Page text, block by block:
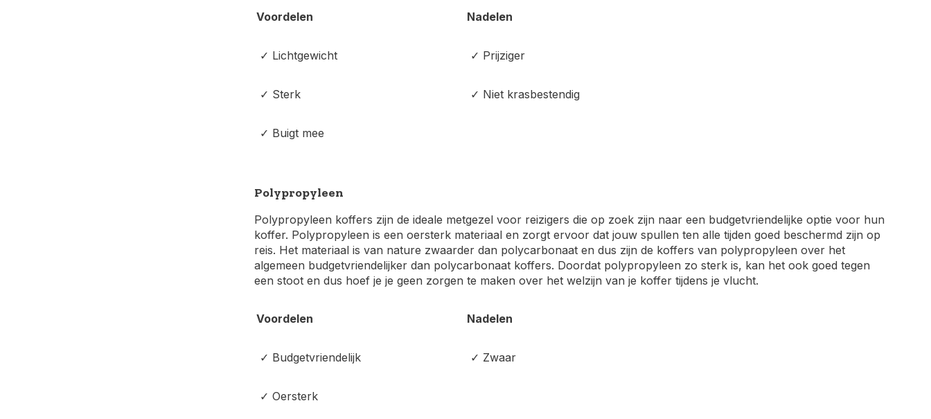
Voordelen Nadelen
✓ Lichtgewicht ✓ Prijziger
✓ Sterk ✓ Niet krasbestendig
✓ Buigt mee
Polypropyleen
Polypropyleen koffers zijn de ideale metgezel voor reizigers die op zoek zijn naar een budgetvriendelijke optie voor hun
koffer. Polypropyleen is een oersterk materiaal en zorgt ervoor dat jouw spullen ten alle tijden goed beschermd zijn op
reis. Het materiaal is van nature zwaarder dan polycarbonaat en dus zijn de koffers van polypropyleen over het
algemeen budgetvriendelijker dan polycarbonaat koffers. Doordat polypropyleen zo sterk is, kan het ook goed tegen
een stoot en dus hoef je je geen zorgen te maken over het welzijn van je koffer tijdens je vlucht.
Voordelen Nadelen
✓ Budgetvriendelijk ✓ Zwaar
✓ Oersterk